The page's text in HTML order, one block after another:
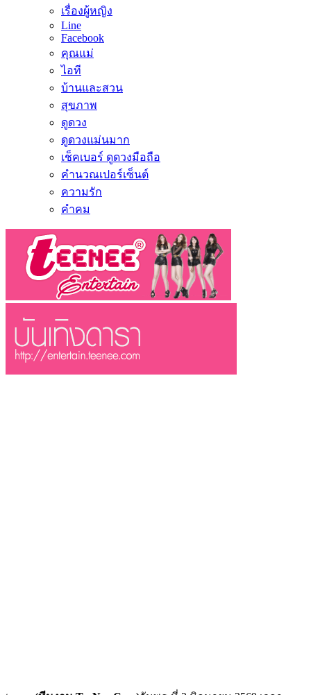
เรื่องผู้หญิง
Line
Facebook
คุณแม่
ไอที
บ้านและสวน
สุขภาพ
ดูดวง
ดูดวงแม่นมาก
เช็คเบอร์ ดูดวงมือถือ
คำนวณเปอร์เซ็นต์
ความรัก
คำคม